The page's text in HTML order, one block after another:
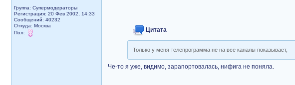
Группа: Супермодераторы
Регистрация: 20 Фев 2002, 14:33
Сообщений: 40232
Откуда: Москва
Пол:
Цитата
Только у меня телепрограмма не на все каналы показывает,
Че-то я уже, видимо, зарапортовалась, нифига не поняла.